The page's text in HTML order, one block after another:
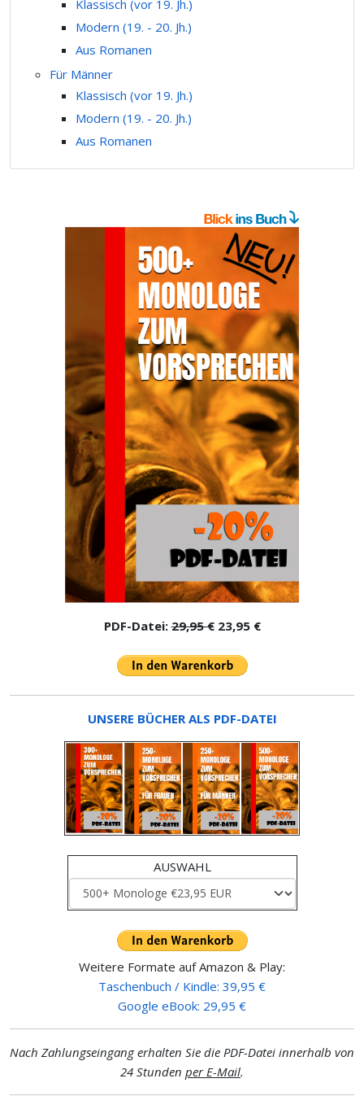
Klassisch (vor 19. Jh.)
Modern (19. - 20. Jh.)
Aus Romanen
Für Männer
Klassisch (vor 19. Jh.)
Modern (19. - 20. Jh.)
Aus Romanen
PDF-Datei:29,95 €23,95 €
UNSERE BÜCHER ALS PDF-DATEI
AUSWAHL
Weitere Formate auf Amazon & Play:
Taschenbuch / Kindle: 39,95 €
Google eBook: 29,95 €
Nach Zahlungseingang erhalten Sie die PDF-Datei innerhalb von
24 Stunden per E-Mail.